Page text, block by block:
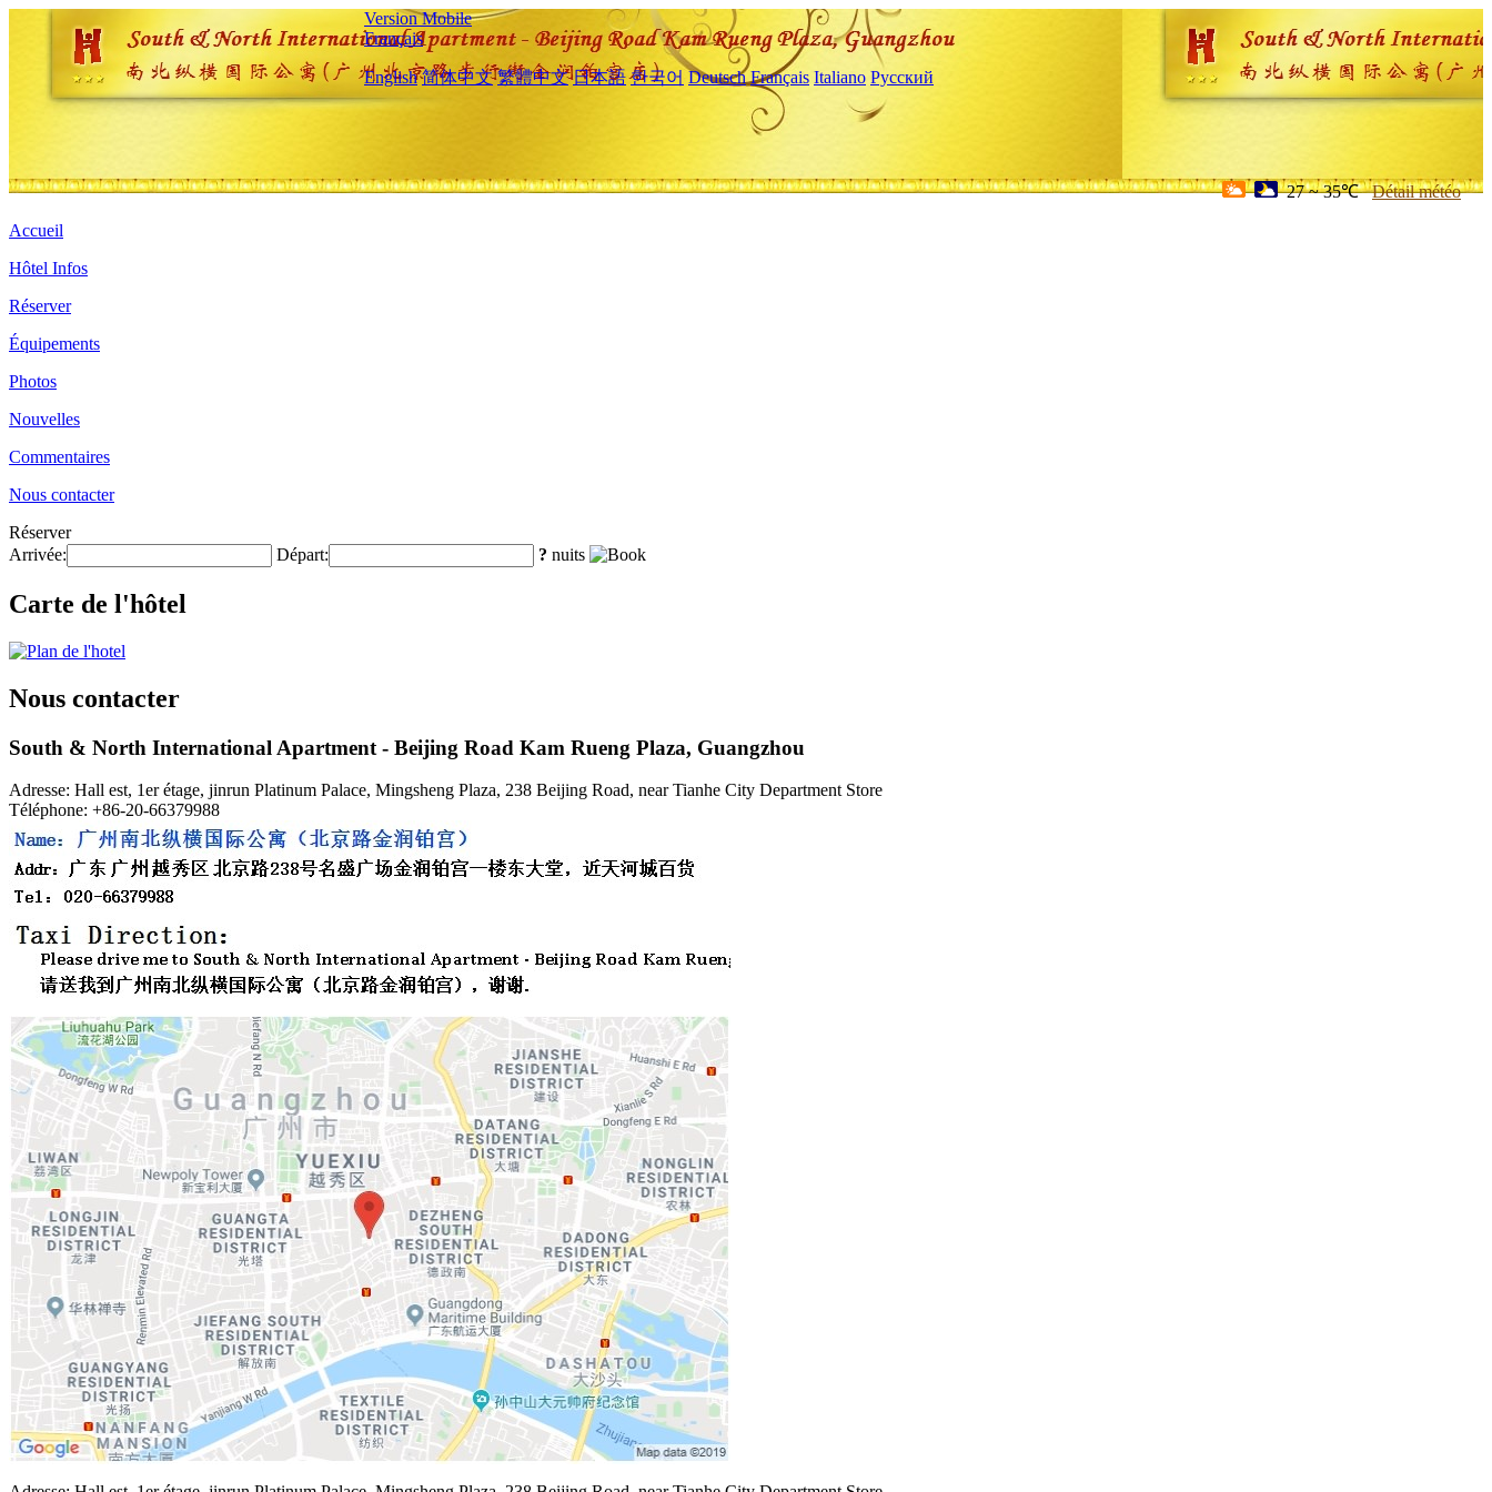
Version Mobile
Français
English 简体中文 繁體中文 日本語 한국어 Deutsch Français Italiano Русский
27 ~ 35℃ Détail météo
Accueil
Hôtel Infos
Réserver
Équipements
Photos
Nouvelles
Commentaires
Nous contacter
Réserver
Arrivée:
Départ: ? nuits
Carte de l'hôtel
Nous contacter
South & North International Apartment - Beijing Road Kam Rueng Plaza, Guangzhou
Adresse: Hall est, 1er étage, jinrun Platinum Palace, Mingsheng Plaza, 238 Beijing Road, near Tianhe City Department Store
Téléphone: +86-20-66379988